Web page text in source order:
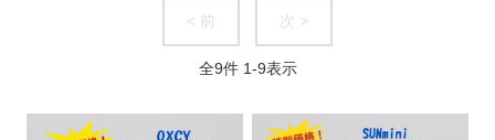
< 前 次 >
全9件 1-9表示